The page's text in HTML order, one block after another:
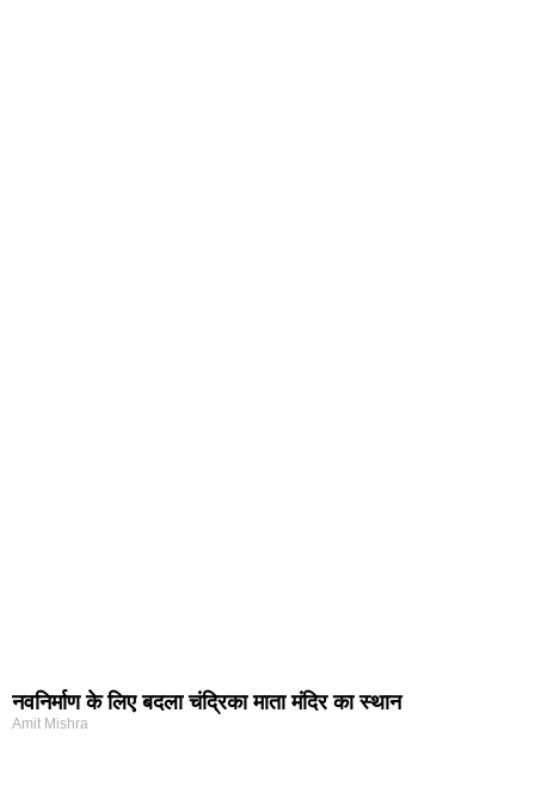
नवनिर्माण के लिए बदला चंद्रिका माता मंदिर का स्थान
Amit Mishra